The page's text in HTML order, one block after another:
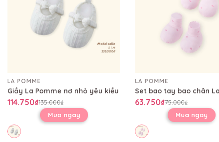
LA POMME
Giầy La Pomme nơ nhỏ yêu kiều
114.750₫135.000₫
Mua ngay
LA POMME
63.750₫75.000₫
Mua ngay